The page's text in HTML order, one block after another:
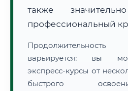
🔍Нажмите на документ для
также
профессиональный
варьируется: вы
экспресс-курсы от
быстрого